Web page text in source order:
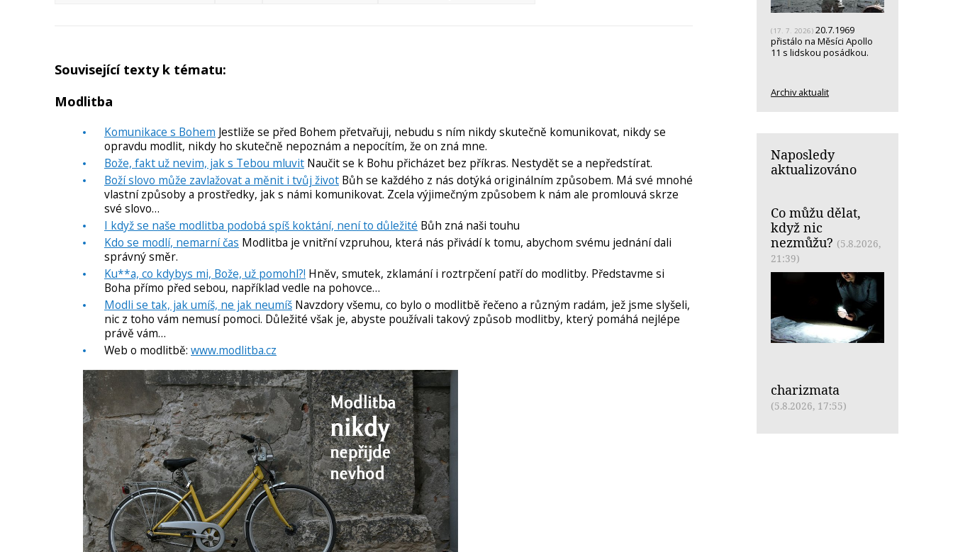
Související texty k tématu:
Modlitba
Komunikace s Bohem Jestliže se před Bohem přetvařuji, nebudu s ním nikdy skutečně komunikovat, nikdy se
opravdu modlit, nikdy ho skutečně nepoznám a nepocítím, že on zná mne.
Bože, fakt už nevim, jak s Tebou mluvit Naučit se k Bohu přicházet bez příkras. Nestydět se a nepředstírat.
Boží slovo může zavlažovat a měnit i tvůj život Bůh se každého z nás dotýká originálním způsobem. Má své mnohé
vlastní způsoby a prostředky, jak s námi komunikovat. Zcela výjimečným způsobem k nám ale promlouvá skrze
své slovo…
I když se naše modlitba podobá spíš koktání, není to důležité Bůh zná naši touhu
Kdo se modlí, nemarní čas Modlitba je vnitřní vzpruhou, která nás přivádí k tomu, abychom svému jednání dali
správný směr.
Ku**a, co kdybys mi, Bože, už pomohl?! Hněv, smutek, zklamání i roztrpčení patří do modlitby. Představme si
Boha přímo před sebou, například vedle na pohovce…
Modli se tak, jak umíš, ne jak neumíš Navzdory všemu, co bylo o modlitbě řečeno a různým radám, jež jsme slyšeli,
nic z toho vám nemusí pomoci. Důležité však je, abyste používali takový způsob modlitby, který pomáhá nejlépe
právě vám…
Web o modlitbě: www.modlitba.cz
(17. 7. 2026) 20.7.1969
přistálo na Měsíci Apollo
11 s lidskou posádkou.
Archiv aktualit
Naposledy
aktualizováno
Co můžu dělat,
když nic
nezmůžu? (5.8.2026,
21:39)
charizmata
(5.8.2026, 17:55)